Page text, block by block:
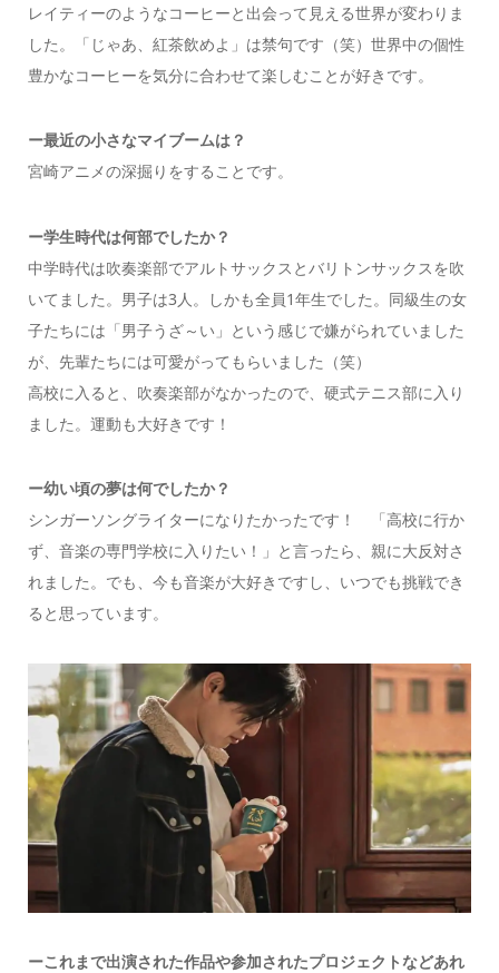
レイティーのようなコーヒーと出会って見える世界が変わりま
した。「じゃあ、紅茶飲めよ」は禁句です（笑）世界中の個性
豊かなコーヒーを気分に合わせて楽しむことが好きです。
ー最近の小さなマイブームは？
宮崎アニメの深掘りをすることです。
ー学生時代は何部でしたか？
中学時代は吹奏楽部でアルトサックスとバリトンサックスを吹
いてました。男子は3人。しかも全員1年生でした。同級生の女
子たちには「男子うざ～い」という感じで嫌がられていました
が、先輩たちには可愛がってもらいました（笑）
高校に入ると、吹奏楽部がなかったので、硬式テニス部に入り
ました。運動も大好きです！
ー幼い頃の夢は何でしたか？
シンガーソングライターになりたかったです！ 「高校に行か
ず、音楽の専門学校に入りたい！」と言ったら、親に大反対さ
れました。でも、今も音楽が大好きですし、いつでも挑戦でき
ると思っています。
ーこれまで出演された作品や参加されたプロジェクトなどあれ